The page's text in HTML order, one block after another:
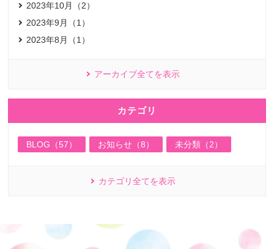
2023年10月（2）
2023年9月（1）
2023年8月（1）
アーカイブ全てを表示
カテゴリ
BLOG（57） お知らせ（8） 未分類（2）
カテゴリ全てを表示